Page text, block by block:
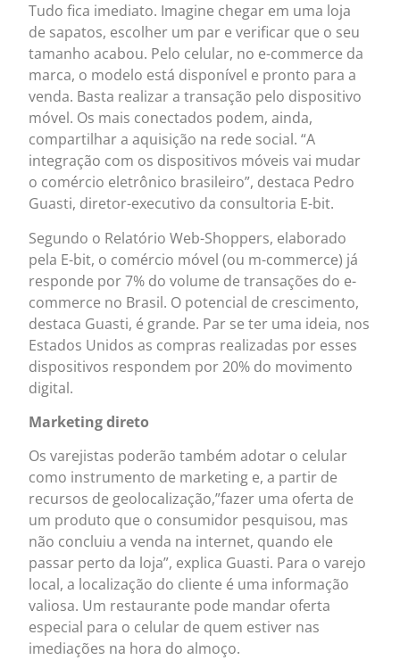
Tudo fica imediato. Imagine chegar em uma loja
de sapatos, escolher um par e verificar que o seu
tamanho acabou. Pelo celular, no e-commerce da
marca, o modelo está disponível e pronto para a
venda. Basta realizar a transação pelo dispositivo
móvel. Os mais conectados podem, ainda,
compartilhar a aquisição na rede social. “A
integração com os dispositivos móveis vai mudar
o comércio eletrônico brasileiro”, destaca Pedro
Guasti, diretor-executivo da consultoria E-bit.
Segundo o Relatório Web-Shoppers, elaborado
pela E-bit, o comércio móvel (ou m-commerce) já
responde por 7% do volume de transações do e-
commerce no Brasil. O potencial de crescimento,
destaca Guasti, é grande. Par se ter uma ideia, nos
Estados Unidos as compras realizadas por esses
dispositivos respondem por 20% do movimento
digital.
Marketing direto
Os varejistas poderão também adotar o celular
como instrumento de marketing e, a partir de
recursos de geolocalização,”fazer uma oferta de
um produto que o consumidor pesquisou, mas
não concluiu a venda na internet, quando ele
passar perto da loja”, explica Guasti. Para o varejo
local, a localização do cliente é uma informação
valiosa. Um restaurante pode mandar oferta
especial para o celular de quem estiver nas
imediações na hora do almoço.